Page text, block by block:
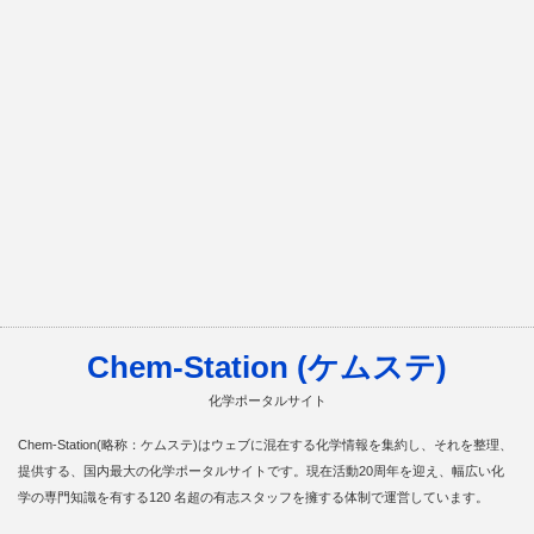
Chem-Station (ケムステ)
化学ポータルサイト
Chem-Station(略称：ケムステ)はウェブに混在する化学情報を集約し、それを整理、
提供する、国内最大の化学ポータルサイトです。現在活動20周年を迎え、幅広い化
学の専門知識を有する120 名超の有志スタッフを擁する体制で運営しています。